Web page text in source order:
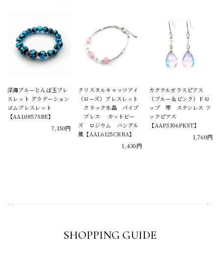
深海ブルーとんぼ玉ブレ
スレット グラデーション
ゴムブレスレット
【AAL0857SBE】
7,150円
クリスタルキャッツアイ
（ローズ）ブレスレット
クラック水晶 パイプ
ブレス カットビー
ズ ロジウム バングル
風【AAL6125CRRA】
1,430円
カクテルガラスピアス
（ブルー＆ピンク）ドロ
ップ 雫 ステンレス フ
ックピアス
【AAP3306PKST】
1,760円
SHOPPING GUIDE